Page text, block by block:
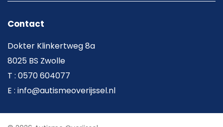
Contact
Dokter Klinkertweg 8a
8025 BS Zwolle
T : 0570 604077
E : info@autismeoverijssel.nl